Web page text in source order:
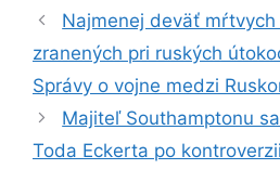
Najmenej deväť
zranených pri ruských
Správy o vojne medzi
Majiteľ Southamptonu
Toda Eckerta po